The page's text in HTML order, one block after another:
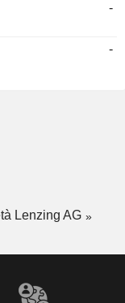
-
-
Lenzing AG